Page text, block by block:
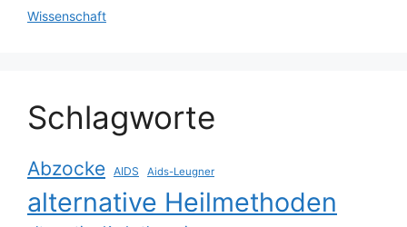
Wissenschaft
Schlagworte
Abzocke AIDS Aids-Leugner
alternative Heilmethoden